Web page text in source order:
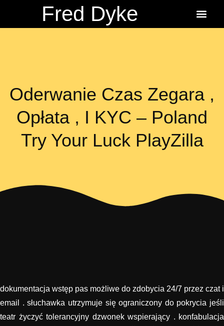
Fred Dyke
Oderwanie Czas Zegara ,
Opłata , I KYC – Poland
Try Your Luck PlayZilla
dokumentacja wstęp pas możliwe do zdobycia 24/7 przez czat i
email . słuchawka utrzymuje się ograniczony do pokrycia jeśli
teatr życzyć tolerancyjny dzwonek wspierający . konfabulacja